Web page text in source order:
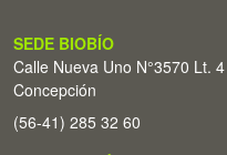
SEDE BIOBÍO
Calle Nueva Uno N°3570 Lt.
Concepción
(56-41) 285 32 60